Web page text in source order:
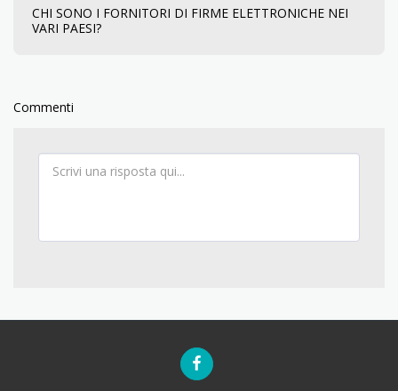
CHI SONO I FORNITORI DI FIRME ELETTRONICHE NEI
VARI PAESI?
Commenti